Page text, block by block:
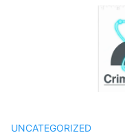
UNCATEGORIZED